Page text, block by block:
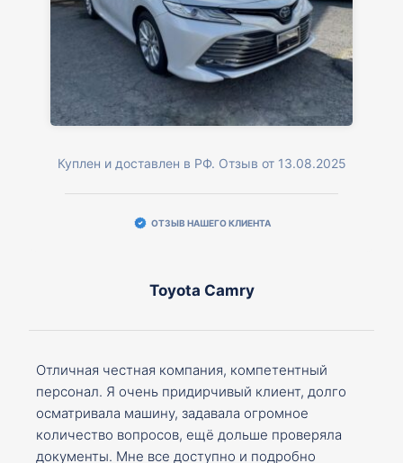
Куплен и доставлен в РФ. Отзыв от 13.08.2025
ОТЗЫВ НАШЕГО КЛИЕНТА
Toyota Camry
Отличная честная компания, компетентный
персонал. Я очень придирчивый клиент, долго
осматривала машину, задавала огромное
количество вопросов, ещё дольше проверяла
документы. Мне все доступно и подробно